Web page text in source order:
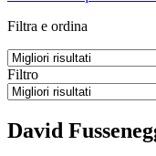
Filtra e ordina
Filtro
David